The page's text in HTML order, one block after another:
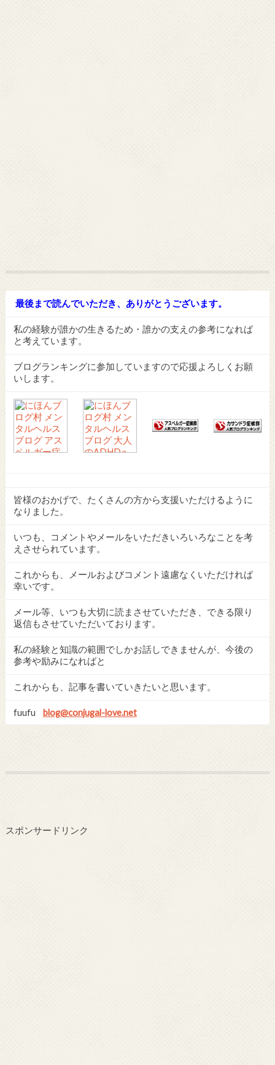
最後まで読んでいただき、ありがとうございます。
私の経験が誰かの生きるため・誰かの支えの参考になれば
と考えています。
ブログランキングに参加していますので応援よろしくお願
いします。
皆様のおかげで、たくさんの方から支援いただけるように
なりました。
いつも、コメントやメールをいただきいろいろなことを考
えさせられています。
これからも、メールおよびコメント遠慮なくいただければ
幸いです。
メール等、いつも大切に読まさせていただき、できる限り
返信もさせていただいております。
私の経験と知識の範囲でしかお話しできませんが、今後の
参考や励みになればと
これからも、記事を書いていきたいと思います。
fuufu blog@conjugal-love.net
スポンサードリンク